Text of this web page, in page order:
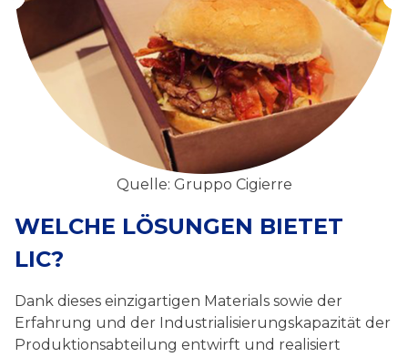
Quelle: Gruppo Cigierre
WELCHE LÖSUNGEN BIETET
LIC?
Dank dieses einzigartigen Materials sowie der
Erfahrung und der Industrialisierungskapazität der
Produktionsabteilung entwirft und realisiert